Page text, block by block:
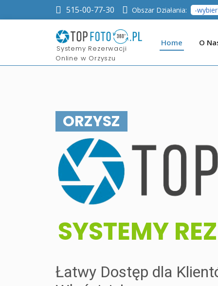
515-00-77-30 Obszar Działania:
​Systemy Rezerwacji
Online w Orzyszu
Home O
ORZYSZ
​SYSTEMY
Łatwy Dostęp dla